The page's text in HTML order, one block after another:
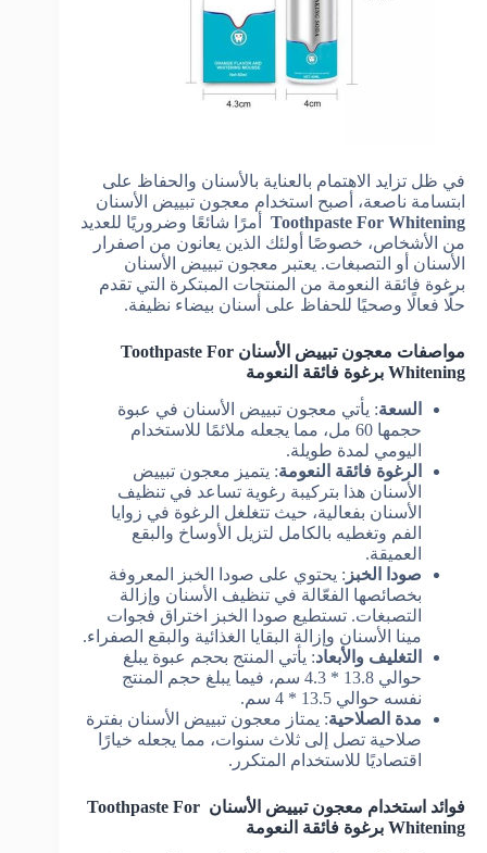
في ظل تزايد الاهتمام بالعناية بالأسنان والحفاظ على
ابتسامة ناصعة، أصبح استخدام معجون تبييض الأسنان
Toothpaste For Whitening
أمرًا شائعًا وضروريًا للعديد
من الأشخاص، خصوصًا أولئك الذين يعانون من اصفرار
الأسنان أو التصبغات. يعتبر معجون تبييض الأسنان
برغوة فائقة النعومة من المنتجات المبتكرة التي تقدم
حلًا فعالًا وصحيًا للحفاظ على أسنان بيضاء نظيفة.
مواصفات معجون تبييض الأسنان Toothpaste For
Whitening برغوة فائقة النعومة
السعة: يأتي معجون تبييض الأسنان في عبوة
حجمها 60 مل، مما يجعله ملائمًا للاستخدام
اليومي لمدة طويلة.
الرغوة فائقة النعومة: يتميز معجون تبييض
الأسنان هذا بتركيبة رغوية تساعد في تنظيف
الأسنان بفعالية، حيث تتغلغل الرغوة في زوايا
الفم وتغطيه بالكامل لتزيل الأوساخ والبقع
العميقة.
صودا الخبز : يحتوي على صودا الخبز المعروفة
بخصائصها الفعّالة في تنظيف الأسنان وإزالة
التصبغات. تستطيع صودا الخبز اختراق فجوات
مينا الأسنان وإزالة البقايا الغذائية والبقع الصفراء.
التغليف والأبعاد: يأتي المنتج بحجم عبوة يبلغ
حوالي 13.8 * 4.3 سم، فيما يبلغ حجم المنتج
نفسه حوالي 13.5 * 4 سم.
مدة الصلاحية: يمتاز معجون تبييض الأسنان بفترة
صلاحية تصل إلى ثلاث سنوات، مما يجعله خيارًا
اقتصاديًا للاستخدام المتكرر.
فوائد استخدام معجون تبييض الأسنان Toothpaste For
Whitening برغوة فائقة النعومة